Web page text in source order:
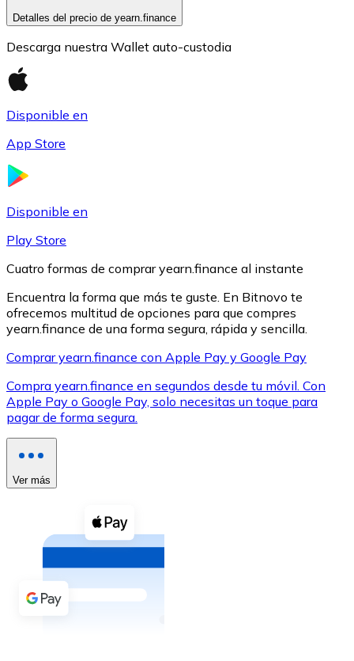
XRP
XRP
Ver todo
Compra criptomonedas con efectivo en tu tienda más
Comprar con efectivo
Transferencia SEPA
Detalles del precio de yearn.finance
Descarga nuestra Wallet auto-custodia
Disponible en
App Store
Disponible en
Play Store
Cuatro formas de comprar yearn.finance al instante
Encuentra la forma que más te guste. En Bitnovo te
ofrecemos multitud de opciones para que compres
yearn.finance de una forma segura, rápida y sencilla.
Comprar yearn.finance con Apple Pay y Google Pay
Compra yearn.finance en segundos desde tu móvil. Con
Apple Pay o Google Pay, solo necesitas un toque para
pagar de forma segura.
Ver más